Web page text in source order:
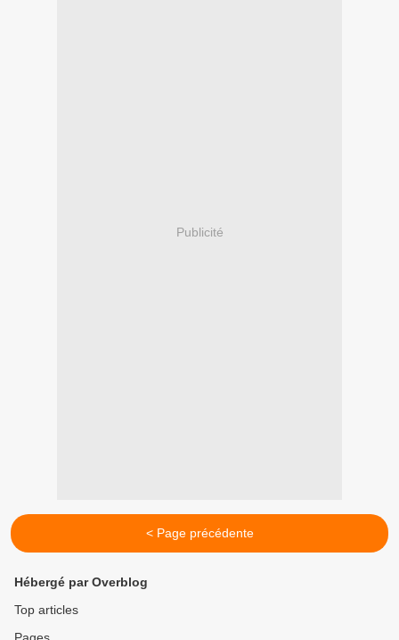
Publicité
< Page précédente
Hébergé par Overblog
Top articles